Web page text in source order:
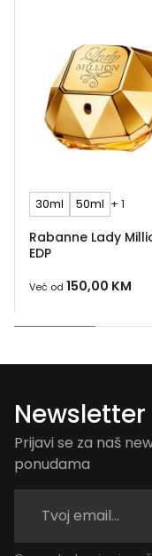
30ml 50ml + 1
Rabanne Lady
EDP
Već od 150,00 KM
Newsletter
Prijavi se za naš
ponudama